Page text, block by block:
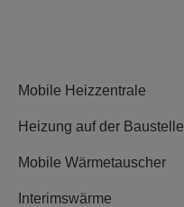
Mobile Heizzentrale
Heizung auf der Baustelle
Mobile Wärmetauscher
Interimswärme